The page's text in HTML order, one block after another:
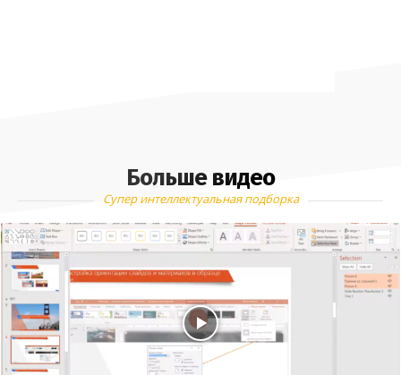
Больше видео
Супер интеллектуальная подборка